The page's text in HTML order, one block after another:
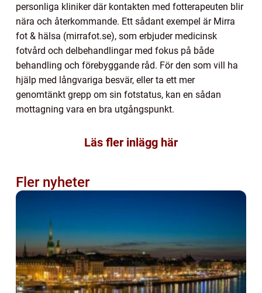
personliga kliniker där kontakten med fotterapeuten blir
nära och återkommande. Ett sådant exempel är Mirra
fot & hälsa (mirrafot.se), som erbjuder medicinsk
fotvård och delbehandlingar med fokus på både
behandling och förebyggande råd. För den som vill ha
hjälp med långvariga besvär, eller ta ett mer
genomtänkt grepp om sin fotstatus, kan en sådan
mottagning vara en bra utgångspunkt.
Läs fler inlägg här
Fler nyheter